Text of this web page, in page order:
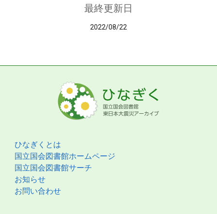
最終更新日
2022/08/22
ひなぎくとは
国立国会図書館ホームページ
国立国会図書館サーチ
お知らせ
お問い合わせ